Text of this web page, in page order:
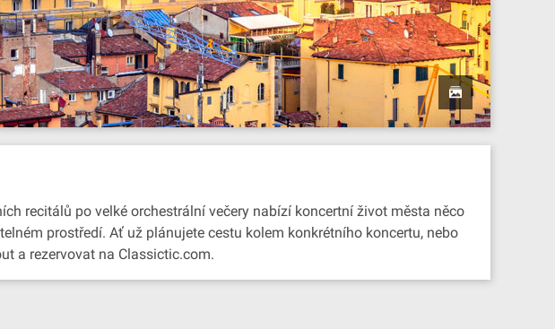
recitálů po velké orchestrální večery nabízí koncertní život města něco
prostředí. Ať už plánujete cestu kolem konkrétního koncertu, nebo
a rezervovat na Classictic.com.